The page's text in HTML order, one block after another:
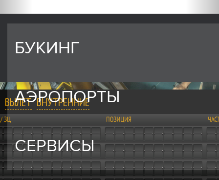
БУКИНГ
АЭРОПОРТЫ
СЕРВИСЫ
ВЫЛЕТ ВНУТРЕННИЕ